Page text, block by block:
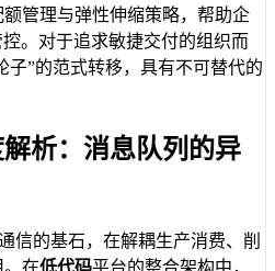
管理与弹性伸缩策略，帮助企
。对于追求敏捷交付的组织而
子”的范式转移，具有不可替代的
析：消息队列的异
信的基石，在解耦生产消费、削